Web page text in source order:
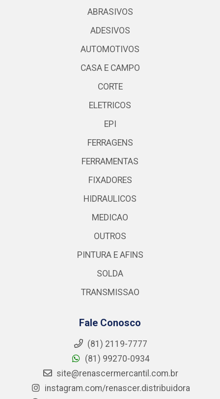
ABRASIVOS
ADESIVOS
AUTOMOTIVOS
CASA E CAMPO
CORTE
ELETRICOS
EPI
FERRAGENS
FERRAMENTAS
FIXADORES
HIDRAULICOS
MEDICAO
OUTROS
PINTURA E AFINS
SOLDA
TRANSMISSAO
Fale Conosco
(81) 2119-7777
(81) 99270-0934
site@renascermercantil.com.br
instagram.com/renascer.distribuidora